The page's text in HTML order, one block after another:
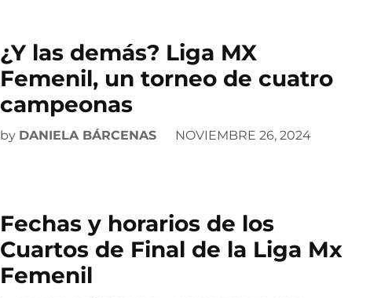
¿Y las demás? Liga MX
Femenil, un torneo de cuatro
campeonas
by DANIELA BÁRCENAS NOVIEMBRE 26, 2024
Fechas y horarios de los
Cuartos de Final de la Liga Mx
Femenil